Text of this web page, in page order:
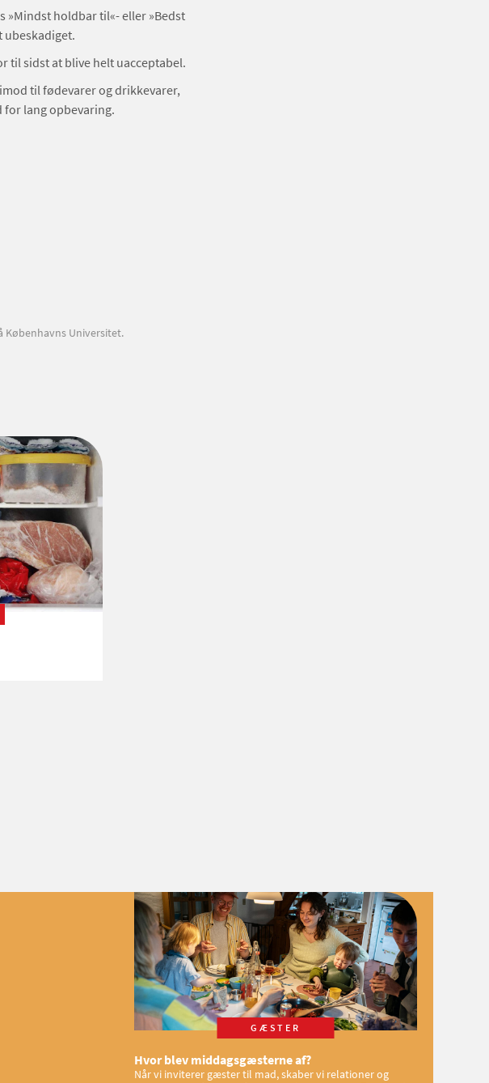
»Mindst holdbar til«- eller »Bedst
ubeskadiget.
til sidst at blive helt uacceptabel.
til fødevarer og drikkevarer,
for lang opbevaring.
Københavns Universitet.
GÆSTER
Hvor blev middagsgæsterne af?
Når vi inviterer gæster til mad, skaber vi relationer og